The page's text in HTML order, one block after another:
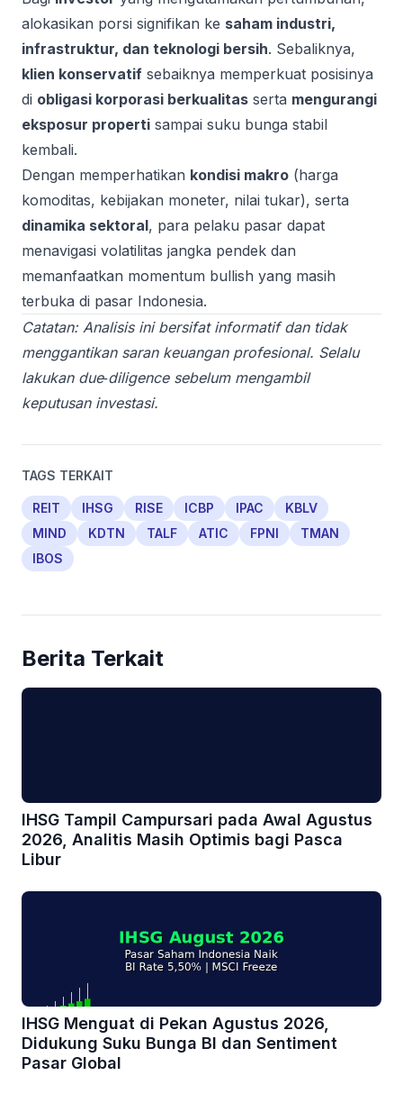
alokasikan porsi signifikan ke saham industri,
infrastruktur, dan teknologi bersih. Sebaliknya,
klien konservatif sebaiknya memperkuat posisinya
di obligasi korporasi berkualitas serta mengurangi
eksposur properti sampai suku bunga stabil
kembali.
Dengan memperhatikan kondisi makro (harga
komoditas, kebijakan moneter, nilai tukar), serta
dinamika sektoral, para pelaku pasar dapat
menavigasi volatilitas jangka pendek dan
memanfaatkan momentum bullish yang masih
terbuka di pasar Indonesia.
Catatan: Analisis ini bersifat informatif dan tidak
menggantikan saran keuangan profesional. Selalu
lakukan due‑diligence sebelum mengambil
keputusan investasi.
TAGS TERKAIT
REIT IHSG RISE ICBP IPAC
KBLV
MIND
KDTN TALF ATIC FPNI
TMAN
IBOS
Berita Terkait
IHSG Tampil Campursari pada Awal Agustus
2026, Analitis Masih Optimis bagi Pasca
Libur
IHSG Menguat di Pekan Agustus 2026,
Didukung Suku Bunga BI dan Sentiment
Pasar Global